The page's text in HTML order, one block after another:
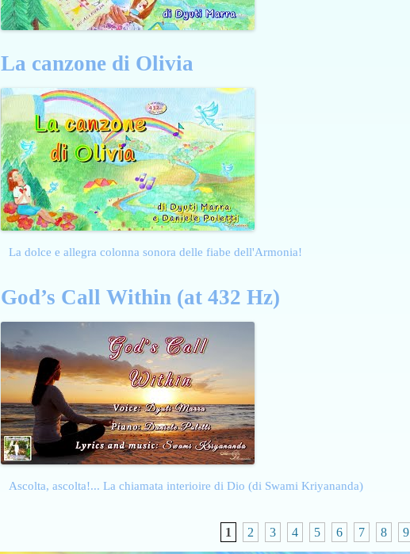
La canzone di Olivia
La dolce e allegra colonna sonora delle fiabe dell'Armonia!
God’s Call Within (at 432 Hz)
Ascolta, ascolta!... La chiamata interioire di Dio (di Swami Kriyananda)
1 2 3 4 5 6 7 8 9